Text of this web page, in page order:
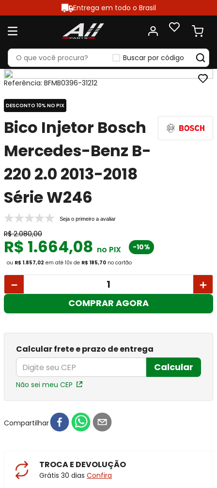
Entrega em todo o Brasil
Buscar por código
Referência: BFMB0396-31212
DESCONTO 10% NO PIX
Bico Injetor Bosch
Mercedes-Benz B-
220 2.0 2013-2018
Série W246
Seja o primeiro a avaliar
R$ 2.080,00
R$ 1.664,08 no PIX -10%
ou R$ 1.857,02 em até 10x de R$ 185,70 no cartão
＋
－
COMPRAR AGORA
Calcular frete e prazo de entrega
Calcular
Não sei meu CEP
Compartilhar
TROCA E DEVOLUÇÃO
Grátis 30 dias Confira